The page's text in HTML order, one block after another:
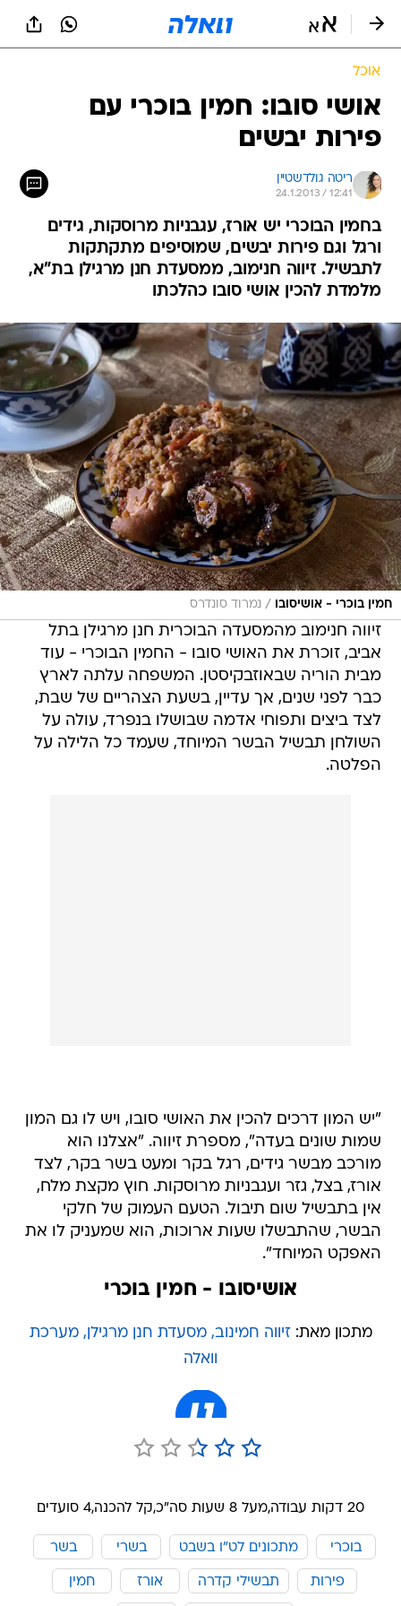
אוכל
אושי סובו: חמין בוכרי עם
פירות יבשים
ריטה גולדשטיין
24.1.2013 / 12:41
בחמין הבוכרי יש אורז, עגבניות מרוסקות, גידים
ורגל וגם פירות יבשים, שמוסיפים מתקתקות
לתבשיל. זיווה חנימוב, ממסעדת חנן מרגילן בת"א,
מלמדת להכין אושי סובו כהלכתו
חמין בוכרי - אושיסובו / נמרוד סונדרס
זיווה חנימוב מהמסעדה הבוכרית חנן מרגילן בתל
אביב, זוכרת את האושי סובו - החמין הבוכרי - עוד
מבית הוריה שבאוזבקיסטן. המשפחה עלתה לארץ
כבר לפני שנים, אך עדיין, בשעת הצהריים של שבת,
לצד ביצים ותפוחי אדמה שבושלו בנפרד, עולה על
השולחן תבשיל הבשר המיוחד, שעמד כל הלילה על
הפלטה.
"יש המון דרכים להכין את האושי סובו, ויש לו גם המון
שמות שונים בעדה", מספרת זיווה. "אצלנו הוא
מורכב מבשר גידים, רגל בקר ומעט בשר בקר, לצד
אורז, בצל, גזר ועגבניות מרוסקות. חוץ מקצת מלח,
אין בתבשיל שום תיבול. הטעם העמוק של חלקי
הבשר, שהתבשלו שעות ארוכות, הוא שמעניק לו את
האפקט המיוחד".
אושיסובו - חמין בוכרי
מתכון מאת:זיווה חמינוב, מסעדת חנן מרגילן, מערכת
וואלה
20 דקות עבודה, מעל 8 שעות סה"כ, קל להכנה,4 סועדים
בוכרי מתכונים לט"ו בשבט בשרי בשר
פירות תבשילי קדרה אורז חמין